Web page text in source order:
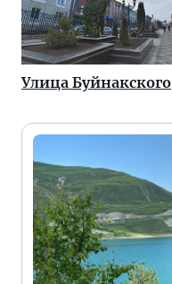
Улица Буйнакского